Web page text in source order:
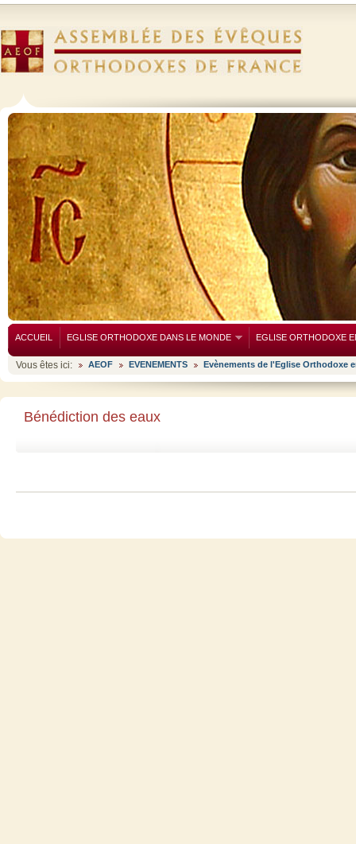
ACCUEIL EGLISE ORTHODOXE DANS LE MONDE EGLISE ORTHODOXE
Vous êtes ici: AEOF EVENEMENTS Evènements de l'Eglise Orthodoxe
Bénédiction des eaux